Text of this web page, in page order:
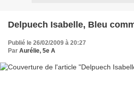
Delpuech Isabelle, Bleu
Publié le 26/02/2009 à 20:27
Par Aurélie, 5e A